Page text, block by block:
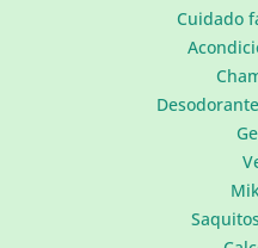
Cuidado